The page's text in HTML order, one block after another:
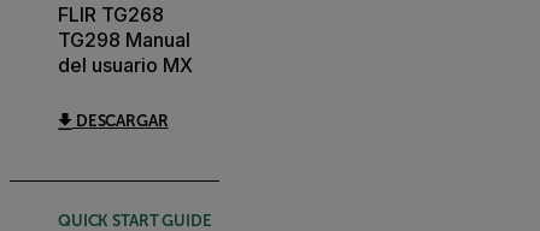
FLIR TG268
TG298 Manual
del usuario MX
DESCARGAR
QUICK START GUIDE